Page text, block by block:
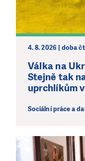
4. 8. 2026 | doba
Válka na
Stejně tak
uprchlíkům
Sociální práce a